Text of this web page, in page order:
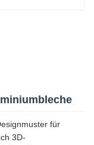
für
3D-